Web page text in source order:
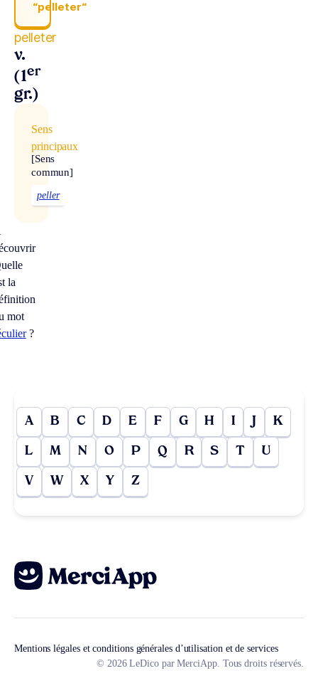
“pelleter“
pelleter
v.
(1er
gr.)
Sens
principaux
[Sens
commun]
peller
la
mot
?
A B C D E F G H I J K
L M N O P Q R S T U
V W X Y Z
Mentions légales et conditions générales d’utilisation et de services
© 2026 LeDico par MerciApp. Tous droits réservés.